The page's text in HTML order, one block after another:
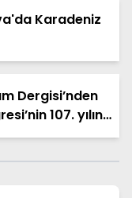
Karadeniz
Dergisi’nden
107. yılına